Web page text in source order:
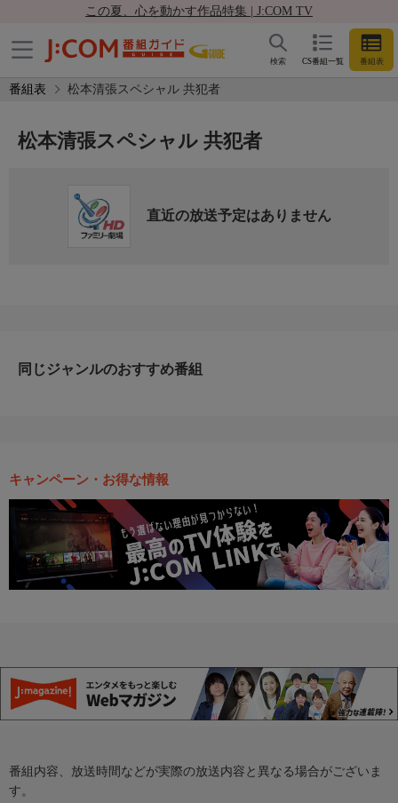
この夏、心を動かす作品特集 | J:COM TV
CS番組一覧 番組表
検索
番組表 松本清張スペシャル 共犯者
松本清張スペシャル 共犯者
直近の放送予定はありません
同じジャンルのおすすめ番組
キャンペーン・お得な情報
番組内容、放送時間などが実際の放送内容と異なる場合がございま
す。